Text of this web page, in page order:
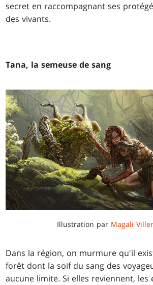
secret en raccompagnant ses
des vivants.
Tana, la semeuse de sang
Illustration par Magali
Dans la région, on murmure qu'il
forêt dont la soif du sang des
aucune limite. Si elles reviennent, les